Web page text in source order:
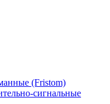
(Fristom)
сигнальные